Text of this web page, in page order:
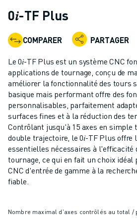
ROBOTS COLLABORATIFS
GAMME DE ROBOTS
CONTRÔLEURS DE ROBOTS
ACCESSOIRES POUR ROBOTS
LOGICIEL ROBOT
LOGICIEL DE SIMULATION
PRODUITS DE ROBOTIQUE ÉDUCATIVE
AUTOMATISATION DES ROBOTS
ROBOTS DE SOUDAGE À L'ARC
ROBOTS ARTICULÉS
SÉRIE ARC MATE
SÉRIE M-900
ROBOTS DELTA
ROBOTS POUR L'ALIMENTATION ET LES
ROBOTS PALETTISEURS
0𝑖-TF Plus
COMPARER PARTAGER
Le 0𝑖-TF Plus est un système CNC
applications de tournage, conçu de
améliorer la fonctionnalité des tours
basique mais performant offre des
personnalisables, parfaitement
surfaces fines et à la réduction des
Contrôlant jusqu'à 15 axes en simple
double trajectoire, le 0𝑖-TF Plus offre
essentielles nécessaires à l'efficacité
tournage, ce qui en fait un choix
CNC d'entrée de gamme à la
fiable.
Nombre maximal d'axes contrôlés au total /